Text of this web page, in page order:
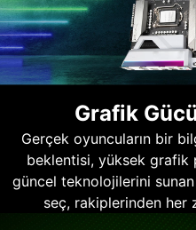
Grafik
Gerçek oyuncuların bir
beklentisi, yüksek grafik
güncel teknolojilerini
seç, rakiplerinden her